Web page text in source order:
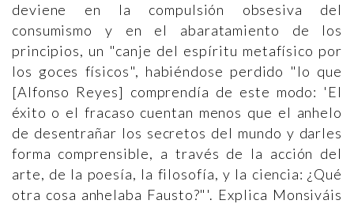
deviene en la compulsión obsesiva del
consumismo y en el abaratamiento de los
principios, un "canje del espíritu metafísico por
los goces físicos", habiéndose perdido "lo que
[Alfonso Reyes] comprendía de este modo: 'El
éxito o el fracaso cuentan menos que el anhelo
de desentrañar los secretos del mundo y darles
forma comprensible, a través de la acción del
arte, de la poesía, la filosofía, y la ciencia: ¿Qué
otra cosa anhelaba Fausto?"'. Explica Monsiváis